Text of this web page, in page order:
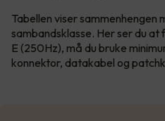
Tabellen viser sammenhengen
sambandsklasse. Her ser du
E (250Hz), må du bruke
konnektor, datakabel og